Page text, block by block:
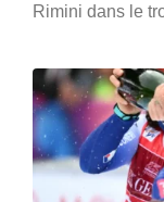
Rimini dans le